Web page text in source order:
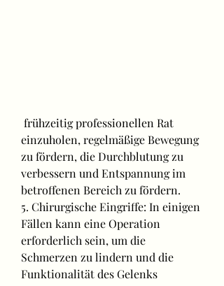
einzuholen, regelmäßige Bewegung
zu fördern, die Durchblutung zu
verbessern und Entspannung im
betroffenen Bereich zu fördern.
5. Chirurgische Eingriffe: In einigen
Fällen kann eine Operation
erforderlich sein, um die
Schmerzen zu lindern und die
Funktionalität des Gelenks